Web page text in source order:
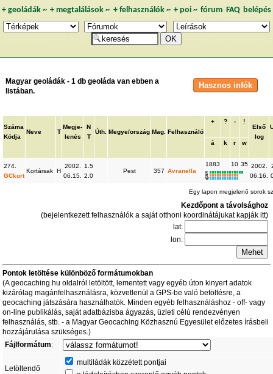
+ geoládák~ +megtalálások ~ + felhasználók~ + poi~ fórum FAQ belépés
Magyar geoládák - 1 db geoláda van ebben a
listában.
Száma
Kódja
Neve T
Megje-
lenés
N
T
Úth. Megye/ország Mag. Felhasználó
+ ? -
!
Első
log
á k r w
274.
GCkort
Kortársak H
2002.
06.15.
1.5
2.0
Pest 357 Avranella
1883 10 35 2002.
06.16.
K
R
W
Egy lapon megjelenő sorok
Kezdőpont a távolsághoz
(bejelentkezett felhasználók a saját otthoni koordinátájukat kapják itt)
lat:
lon:
Pontok letöltése különböző formátumokban
(A geocaching.hu oldalról letöltött, lementett vagy egyéb úton kinyert adatok
kizárólag magánfelhasználásra, közvetlenül a GPS-be való betöltésre, a
geocaching játszására használhatók. Minden egyéb felhasználáshoz - off- vagy
on-line publikálás, saját adatbázisba ágyazás, üzleti célú rendezvényen
felhasználás, stb. - a Magyar Geocaching Közhasznú Egyesület előzetes írásbeli
hozzájárulása szükséges.)
Fájlformátum:
Letöltendő
multiládák közzétett pontjai